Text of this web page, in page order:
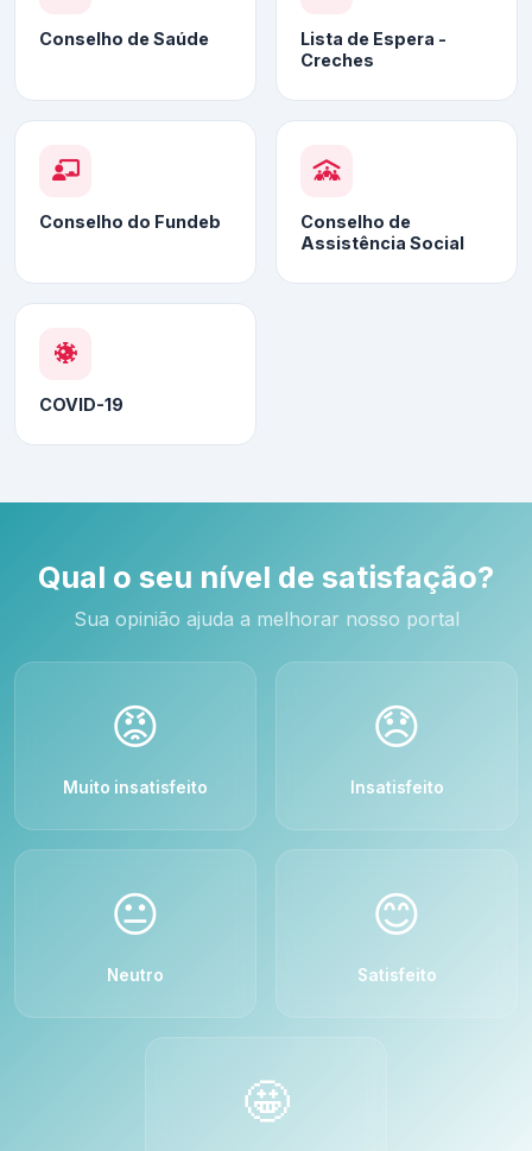
Conselho de Saúde
Lista de Espera -
Creches
Conselho do Fundeb
Conselho de
Assistência Social
COVID-19
Qual o seu nível de satisfação?
Sua opinião ajuda a melhorar nosso portal
😡
Muito insatisfeito
😞
Insatisfeito
😐
Neutro
😊
Satisfeito
🤩